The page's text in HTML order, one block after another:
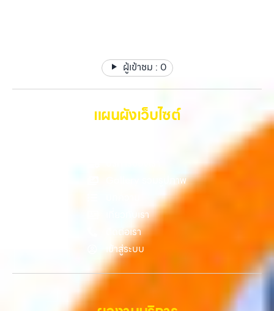
ซื้อแท็บเล็ต, หรือบริการอื่นๆ เกี่ยวกับสินค้าไอที กรุงเทพฯ – เราพร้อมให้
บริการครบวงจร บริการของเรา เราให้บริการแบบครบวงจรสำหรับลูกค้าที่
ต้องการขายอุปกรณ์ไอที ไม่ว่าจะเป็น: รับซื้อไอโฟน ทุกรุ่น ทั้งเครื่องใหม่และ
ต้องการเงินด่วน เราจึงมอบบริการประเมินสภาพเครื่อง ฟรี ปราบปราม
ความยุ่งยากทั้งหลาย โดยเน้น โปร่งใส มั่นใจได้ และจ่ายเงินทันทีเมื่อตกลง
ใช้งานแล้ว ตกแต่งแล้ว หรือมีรอยบ้าง เพราะมูลค่าของเครื่องไม่ได้ขึ้นอยู่แค่
ยี่ห้อ แต่ขึ้นอยู่กับสภาพจริง ความครบชุด และความสะดวกในการขายของ
บางแค, วัชรพล, รามอินทรา, บางนา, บางพลี, เกษตรนวมินทร์, เสนานิคม,
วังหิน อย่างเต็มที่ ไม่ว่าคุณจะค้นหาคำว่า “รับซื้อมือถือใกล้ฉัน”, “รับซื้อ
โทรศัพท์มือสองกรุงเทพ”, “ขาย iPad ได้ราคา”, “รับซื้อแท็บเล็ต กรุงเทพ
ถึงที่”, หรือ “รับซื้อ Samsung มือสอง ราคาสูง” — ที่นี่คือคำตอบ เพราะ
บริการของเรามุ่งตรงให้คุณได้รับราคาและความสะดวกสบายที่เหนือกว่า
เลือกเราแล้วคุณจะได้บริการที่คุณไว้วางใจ พร้อมทีมงานที่พร้อมอำนวย
ความสะดวก นัดรับถึงที่ ตรวจสภาพอย่างมืออาชีพ และจ่ายเงินทันที
ทั้งหมดนี้เพื่อให้การขายอุปกรณ์ของคุณเป็นเรื่องง่ายขึ้น ดีกว่า รวดเร็วกว่า
และคุ้มค่ากว่า ทำไมต้องเลือกเรา ผู้เชี่ยวชาญด้านการให้บริการ รับซื้อมือถือ
iPhone, Samsung, ไอแพด แท็บเล็ตทุกยี่ห้อ ในราคาสูง พร้อมจ่ายเงิน
ทันที โดยเน้นบริการในพื้นที่ ลาดพร้าว, รัชดา, บางรัก, แจ้งวัฒนะ, บางแค,
วัชรพล, รามอินทรา, รวมถึง บางนา, บางพลี, เกษตรนวมินทร์, เสนานิคม,
วังหินไม่ว่าคุณจะต้องการ รับซื้อโทรศัพท์, รับซื้อแมคบุค, รับซื้อโน๊ตบุ๊ค, รับ
ผู้เข้าชม : 0
แผนผังเว็บไซต์
Gallery รวมรูปภาพ
เกี่ยวกับเรา
ติดต่อเรา
เข้าสู่ระบบ